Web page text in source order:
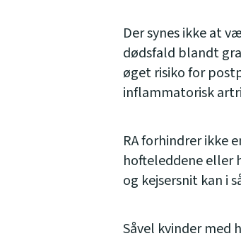
Der synes ikke at
dødsfald blandt
øget risiko for
inflammatorisk
RA forhindrer ikke
hofteleddene eller
og kejsersnit kan i
Såvel kvinder med